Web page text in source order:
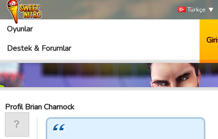
Türkçe
Oyunlar
Destek & Forumlar
Profil Brian Charnock